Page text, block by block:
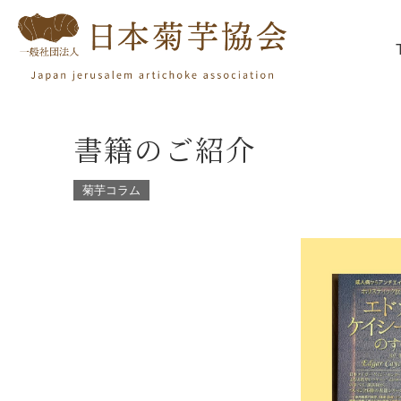
書籍のご紹介
菊芋コラム